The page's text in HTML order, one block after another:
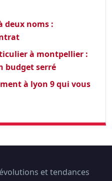
deux noms :
à montpellier :
budget serré
à lyon 9 qui vous
et tendances